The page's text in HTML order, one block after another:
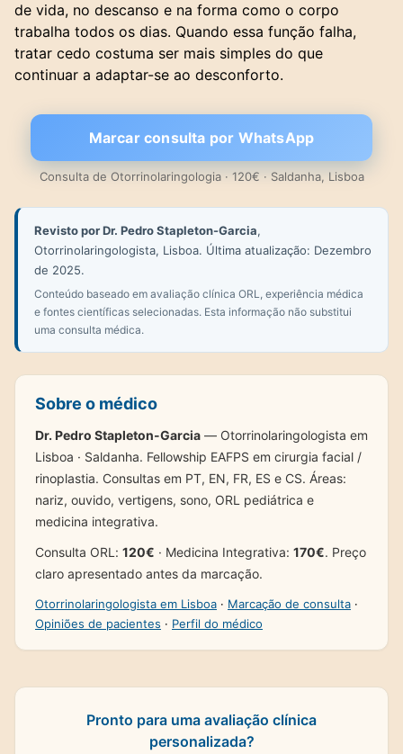
de vida, no descanso e na forma como o corpo
trabalha todos os dias. Quando essa função falha,
tratar cedo costuma ser mais simples do que
continuar a adaptar-se ao desconforto.
Marcar consulta por WhatsApp
Consulta de Otorrinolaringologia · 120€ · Saldanha, Lisboa
Revisto por Dr. Pedro Stapleton-Garcia,
Otorrinolaringologista, Lisboa. Última atualização: Dezembro
de 2025.
Conteúdo baseado em avaliação clínica ORL, experiência médica
e fontes científicas selecionadas. Esta informação não substitui
uma consulta médica.
Sobre o médico
Dr. Pedro Stapleton-Garcia — Otorrinolaringologista em
Lisboa · Saldanha. Fellowship EAFPS em cirurgia facial /
rinoplastia. Consultas em PT, EN, FR, ES e CS. Áreas:
nariz, ouvido, vertigens, sono, ORL pediátrica e
medicina integrativa.
Consulta ORL: 120€ · Medicina Integrativa: 170€. Preço
claro apresentado antes da marcação.
Otorrinolaringologista em Lisboa · Marcação de consulta ·
Opiniões de pacientes · Perfil do médico
Pronto para uma avaliação clínica
personalizada?